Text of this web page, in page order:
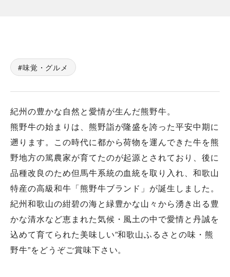
味覚・グルメ
紀州の豊かな自然と愛情が生んだ熊野牛。
熊野牛の始まりは、熊野詣が隆盛を誇った平安中期に
遡ります。この時代に都から荷物を運んできた牛を熊
野地方の篤農家が育てたのが起源とされており、後に
品種改良のため但馬牛系統の血統を取り入れ、和歌山
特産の高級和牛「熊野牛ブランド」が誕生しました。
紀州和歌山の紺碧の海と緑豊かな山々から湧き出る豊
かな清水など恵まれた気候・風土の中で愛情と丹誠を
込めて育てられた美味しい”和歌山ふるさとの味・熊
野牛”をどうぞご賞味下さい。